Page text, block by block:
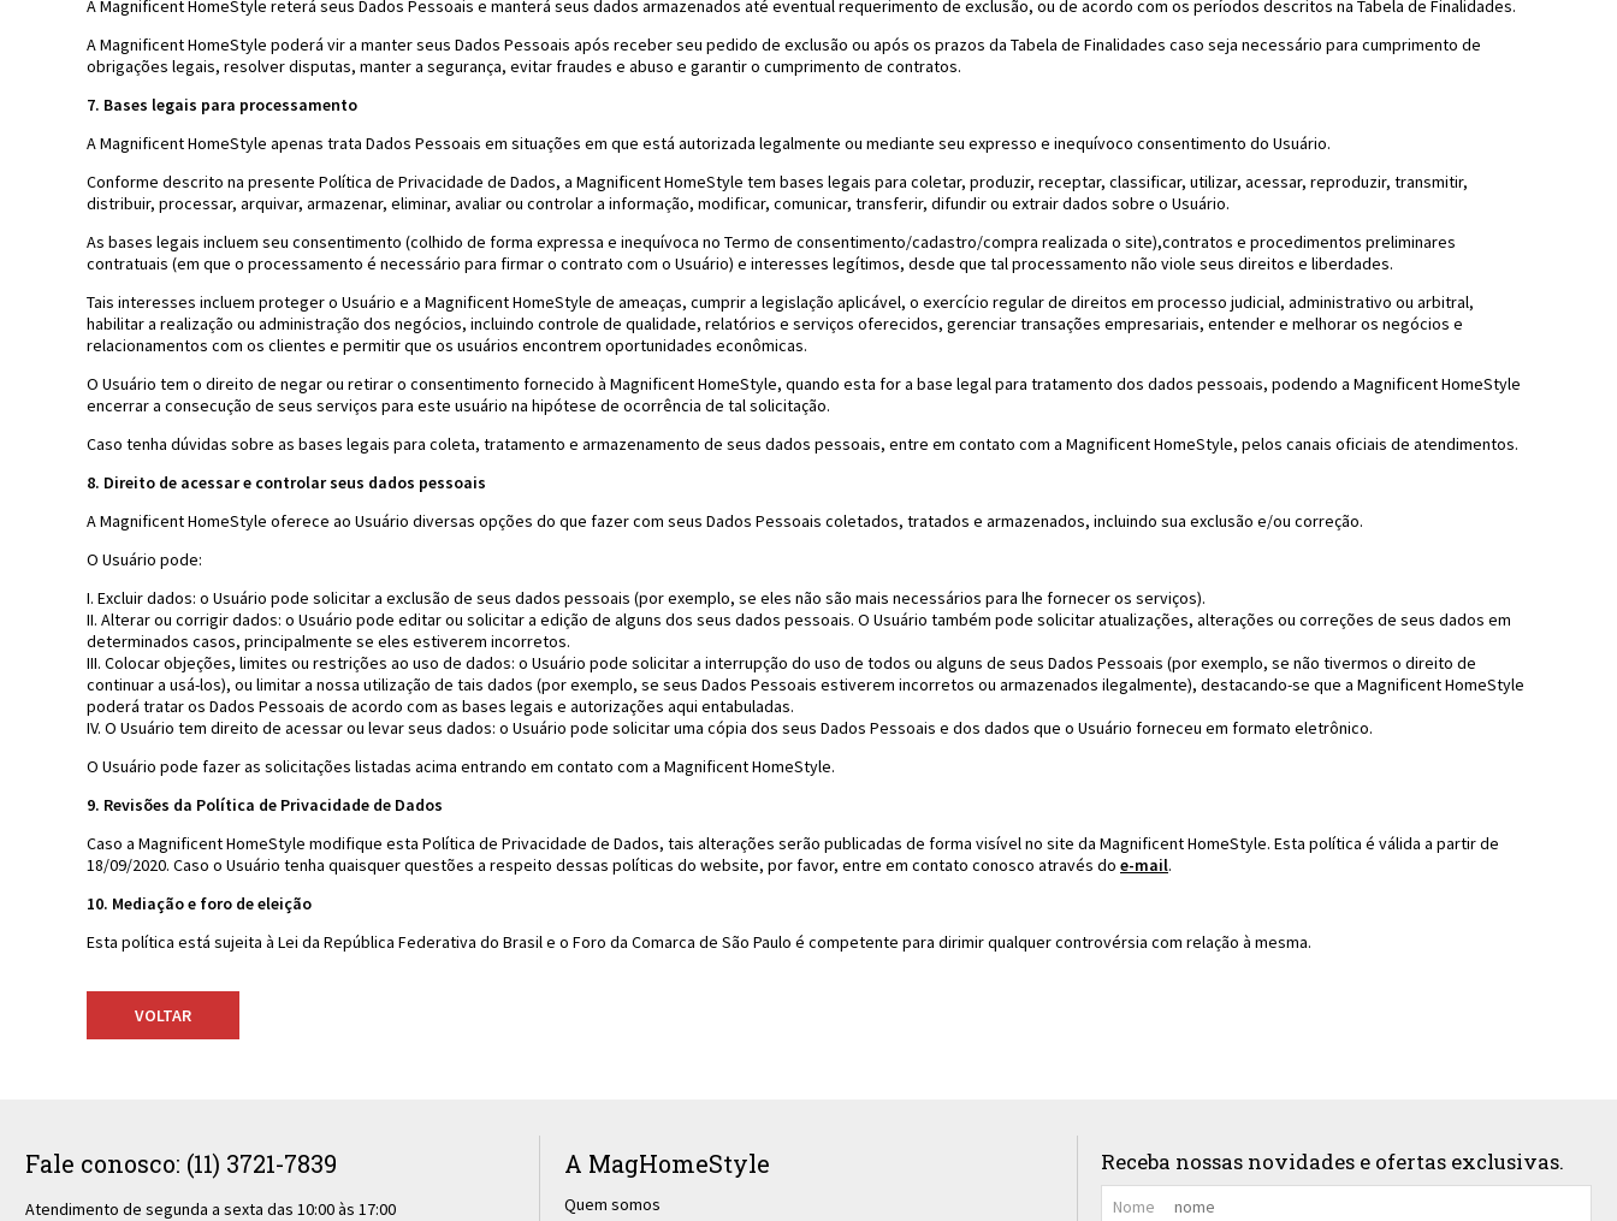
A Magnificent HomeStyle reterá seus Dados Pessoais e manterá seus dados armazenados até eventual requerimento de exclusão, ou de acordo com os períodos descritos na Tabela de Finalidades.
A Magnificent HomeStyle poderá vir a manter seus Dados Pessoais após receber seu pedido de exclusão ou após os prazos da Tabela de Finalidades caso seja necessário para cumprimento de
obrigações legais, resolver disputas, manter a segurança, evitar fraudes e abuso e garantir o cumprimento de contratos.
7. Bases legais para processamento
A Magnificent HomeStyle apenas trata Dados Pessoais em situações em que está autorizada legalmente ou mediante seu expresso e inequívoco consentimento do Usuário.
Conforme descrito na presente Política de Privacidade de Dados, a Magnificent HomeStyle tem bases legais para coletar, produzir, receptar, classificar, utilizar, acessar, reproduzir, transmitir,
distribuir, processar, arquivar, armazenar, eliminar, avaliar ou controlar a informação, modificar, comunicar, transferir, difundir ou extrair dados sobre o Usuário.
As bases legais incluem seu consentimento (colhido de forma expressa e inequívoca no Termo de consentimento/cadastro/compra realizada o site),contratos e procedimentos preliminares
contratuais (em que o processamento é necessário para firmar o contrato com o Usuário) e interesses legítimos, desde que tal processamento não viole seus direitos e liberdades.
Tais interesses incluem proteger o Usuário e a Magnificent HomeStyle de ameaças, cumprir a legislação aplicável, o exercício regular de direitos em processo judicial, administrativo ou arbitral,
habilitar a realização ou administração dos negócios, incluindo controle de qualidade, relatórios e serviços oferecidos, gerenciar transações empresariais, entender e melhorar os negócios e
relacionamentos com os clientes e permitir que os usuários encontrem oportunidades econômicas.
O Usuário tem o direito de negar ou retirar o consentimento fornecido à Magnificent HomeStyle, quando esta for a base legal para tratamento dos dados pessoais, podendo a Magnificent HomeStyle
encerrar a consecução de seus serviços para este usuário na hipótese de ocorrência de tal solicitação.
Caso tenha dúvidas sobre as bases legais para coleta, tratamento e armazenamento de seus dados pessoais, entre em contato com a Magnificent HomeStyle, pelos canais oficiais de atendimentos.
8. Direito de acessar e controlar seus dados pessoais
A Magnificent HomeStyle oferece ao Usuário diversas opções do que fazer com seus Dados Pessoais coletados, tratados e armazenados, incluindo sua exclusão e/ou correção.
O Usuário pode:
I. Excluir dados: o Usuário pode solicitar a exclusão de seus dados pessoais (por exemplo, se eles não são mais necessários para lhe fornecer os serviços).
II. Alterar ou corrigir dados: o Usuário pode editar ou solicitar a edição de alguns dos seus dados pessoais. O Usuário também pode solicitar atualizações, alterações ou correções de seus dados em
determinados casos, principalmente se eles estiverem incorretos.
III. Colocar objeções, limites ou restrições ao uso de dados: o Usuário pode solicitar a interrupção do uso de todos ou alguns de seus Dados Pessoais (por exemplo, se não tivermos o direito de
continuar a usá-los), ou limitar a nossa utilização de tais dados (por exemplo, se seus Dados Pessoais estiverem incorretos ou armazenados ilegalmente), destacando-se que a Magnificent HomeStyle
poderá tratar os Dados Pessoais de acordo com as bases legais e autorizações aqui entabuladas.
IV. O Usuário tem direito de acessar ou levar seus dados: o Usuário pode solicitar uma cópia dos seus Dados Pessoais e dos dados que o Usuário forneceu em formato eletrônico.
O Usuário pode fazer as solicitações listadas acima entrando em contato com a Magnificent HomeStyle.
9. Revisões da Política de Privacidade de Dados
Caso a Magnificent HomeStyle modifique esta Política de Privacidade de Dados, tais alterações serão publicadas de forma visível no site da Magnificent HomeStyle. Esta política é válida a partir de
18/09/2020. Caso o Usuário tenha quaisquer questões a respeito dessas políticas do website, por favor, entre em contato conosco através do e-mail.
10. Mediação e foro de eleição
Esta política está sujeita à Lei da República Federativa do Brasil e o Foro da Comarca de São Paulo é competente para dirimir qualquer controvérsia com relação à mesma.
Fale conosco: (11) 3721-7839
Atendimento de segunda a sexta das 10:00 às 17:00
A MagHomeStyle
Quem somos
Receba nossas novidades e ofertas exclusivas.
Nome